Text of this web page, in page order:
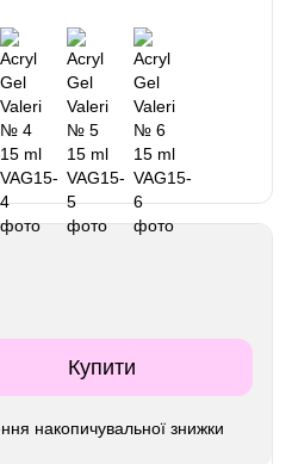
Купити
накопичувальної знижки